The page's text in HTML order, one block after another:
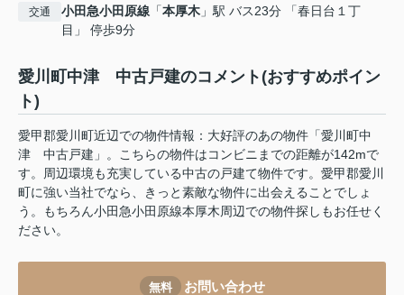
交通 小田急小田原線 「本厚木 」駅 バス23分 「春日台１丁
目」 停歩9分
愛川町中津 中古戸建のコメント(おすすめポイン
ト)
愛甲郡愛川町近辺での物件情報：大好評のあの物件「愛川町中
津 中古戸建」。こちらの物件はコンビニまでの距離が142mで
す。周辺環境も充実している中古の戸建て物件です。愛甲郡愛川
町に強い当社でなら、きっと素敵な物件に出会えることでしょ
う。もちろん小田急小田原線本厚木周辺での物件探しもお任せく
ださい。
無料 お問い合わせ